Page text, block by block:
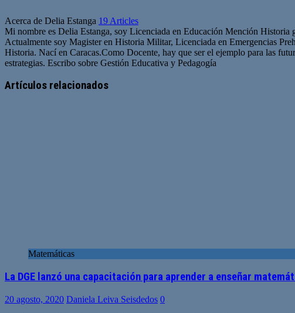
Acerca de Delia Estanga 19 Articles
Mi nombre es Delia Estanga, soy Licenciada en Educación Mención Historia
Actualmente soy Magister en Historia Militar, Licenciada en Emergencias
Historia. Nací en Caracas.Como Docente, hay que ser el ejemplo para las
estrategias. Escribo sobre Gestión Educativa y Pedagogía
Artículos relacionados
Matemáticas
La DGE lanzó una capacitación para aprender a enseñar
20 agosto, 2020 Daniela Leiva Seisdedos 0